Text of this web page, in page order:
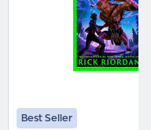
Best Seller